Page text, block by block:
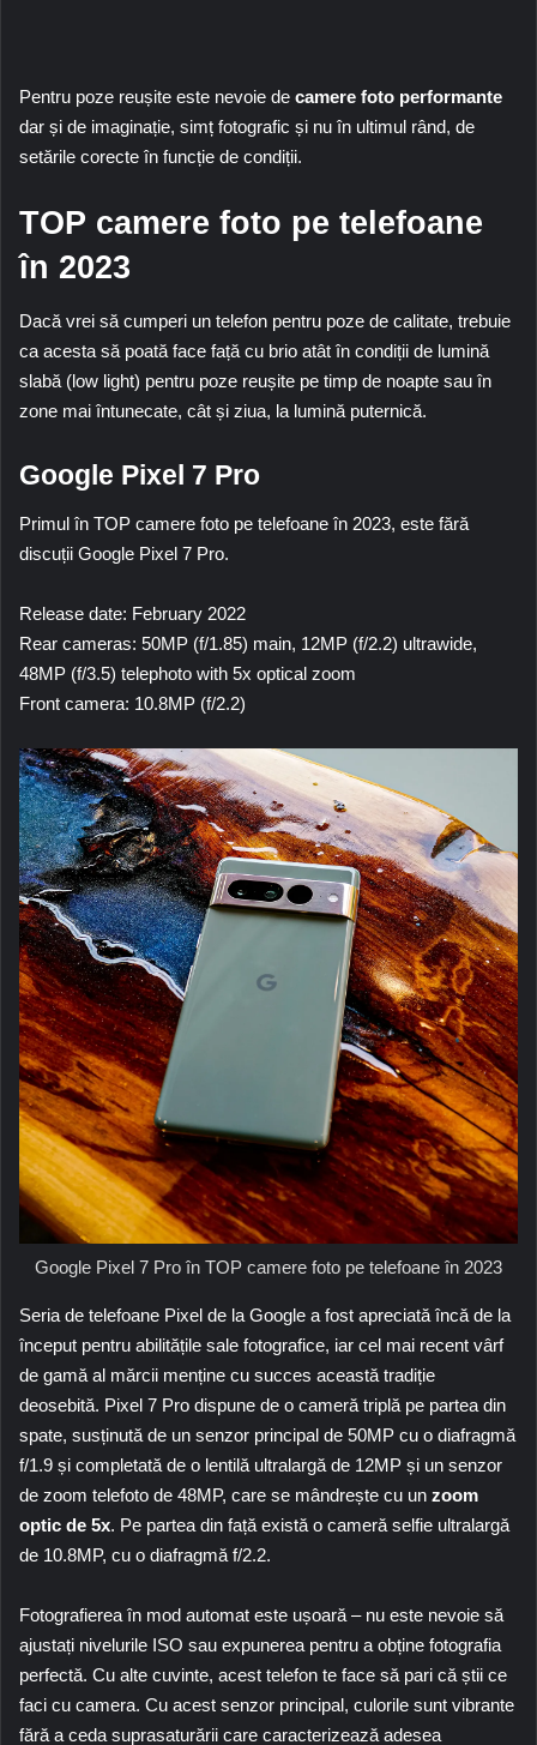
Pentru poze reușite este nevoie de camere foto performante
dar și de imaginație, simț fotografic și nu în ultimul rând, de
setările corecte în funcție de condiții.
TOP camere foto pe telefoane
în 2023
Dacă vrei să cumperi un telefon pentru poze de calitate, trebuie
ca acesta să poată face față cu brio atât în condiții de lumină
slabă (low light) pentru poze reușite pe timp de noapte sau în
zone mai întunecate, cât și ziua, la lumină puternică.
Google Pixel 7 Pro
Primul în TOP camere foto pe telefoane în 2023, este fără
discuții Google Pixel 7 Pro.
Release date: February 2022
Rear cameras: 50MP (f/1.85) main, 12MP (f/2.2) ultrawide,
48MP (f/3.5) telephoto with 5x optical zoom
Front camera: 10.8MP (f/2.2)
Google Pixel 7 Pro în TOP camere foto pe telefoane în 2023
Seria de telefoane Pixel de la Google a fost apreciată încă de la
început pentru abilitățile sale fotografice, iar cel mai recent vârf
de gamă al mărcii menține cu succes această tradiție
deosebită. Pixel 7 Pro dispune de o cameră triplă pe partea din
spate, susținută de un senzor principal de 50MP cu o diafragmă
f/1.9 și completată de o lentilă ultralargă de 12MP și un senzor
de zoom telefoto de 48MP, care se mândrește cu un zoom
optic de 5x. Pe partea din față există o cameră selfie ultralargă
de 10.8MP, cu o diafragmă f/2.2.
Fotografierea în mod automat este ușoară – nu este nevoie să
ajustați nivelurile ISO sau expunerea pentru a obține fotografia
perfectă. Cu alte cuvinte, acest telefon te face să pari că știi ce
faci cu camera. Cu acest senzor principal, culorile sunt vibrante
fără a ceda suprasaturării care caracterizează adesea